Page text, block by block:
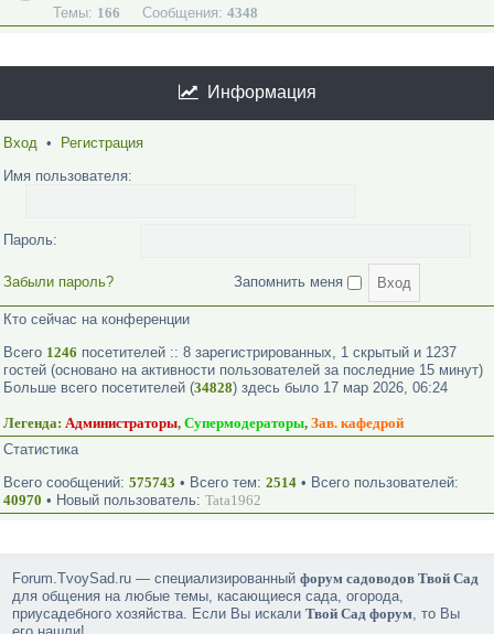
Темы: 166 Сообщения: 4348
Информация
Вход •
Регистрация
Имя пользователя:
Пароль:
Забыли пароль? Запомнить меня
Кто сейчас на конференции
Всего 1246 посетителей :: 8 зарегистрированных, 1 скрытый и 1237
гостей (основано на активности пользователей за последние 15 минут)
Больше всего посетителей (34828) здесь было 17 мар 2026, 06:24
Легенда: Администраторы, Супермодераторы, Зав. кафедрой
Статистика
Всего сообщений: 575743 • Всего тем: 2514 • Всего пользователей:
40970 • Новый пользователь: Tata1962
Forum.TvoySad.ru — специализированныйфорум садоводов Твой Сад
для общения на любые темы, касающиеся сада, огорода,
приусадебного хозяйства. Если Вы искалиТвой Сад форум, то Вы